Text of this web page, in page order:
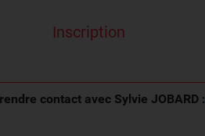
Inscription
contact avec Sylvie JOBARD :